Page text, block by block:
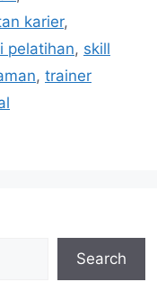
karier,
pelatihan, skill
, trainer
Search